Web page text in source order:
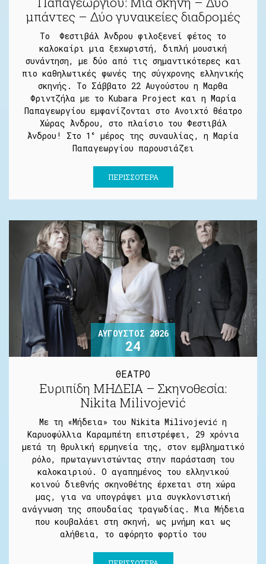
μπάντες – Δύο γυναικείες διαδρομές
Το Φεστιβάλ Άνδρου φιλοξενεί φέτος το
καλοκαίρι μια ξεχωριστή, διπλή μουσική
συνάντηση, με δύο από τις σημαντικότερες και
πιο καθηλωτικές φωνές της σύγχρονης ελληνικής
σκηνής. Το Σάββατο 22 Αυγούστου η Μαρθα
Φριντζήλα με το Kubara Project και η Μαρία
Παπαγεωργίου εμφανίζονται στο Ανοιχτό θέατρο
Χώρας Άνδρου, στο πλαίσιο του Φεστιβάλ
Άνδρου! Στο 1° μέρος της συναυλίας, η Μαρία
Παπαγεωργίου παρουσιάζει
ΠΕΡΙΣΣΌΤΕΡΑ
ΑΎΓΟΥΣΤΟΣ 2026
24
ΘΕΑΤΡΟ
Ευριπίδη ΜΗΔΕΙΑ – Σκηνοθεσία:
Nikita Milivojević
Με τη «Μήδεια» του Nikita Milivojević η
Καρυοφύλλια Καραμπέτη επιστρέφει, 29 χρόνια
μετά τη θρυλική ερμηνεία της, στον εμβληματικό
ρόλο, πρωταγωνιστώντας στην παράσταση του
καλοκαιριού. Ο αγαπημένος του ελληνικού
κοινού διεθνής σκηνοθέτης έρχεται στη χώρα
μας, για να υπογράψει μια συγκλονιστική
ανάγνωση της σπουδαίας τραγωδίας. Μια Μήδεια
που κουβαλάει στη σκηνή, ως μνήμη και ως
αλήθεια, το αφόρητο φορτίο του